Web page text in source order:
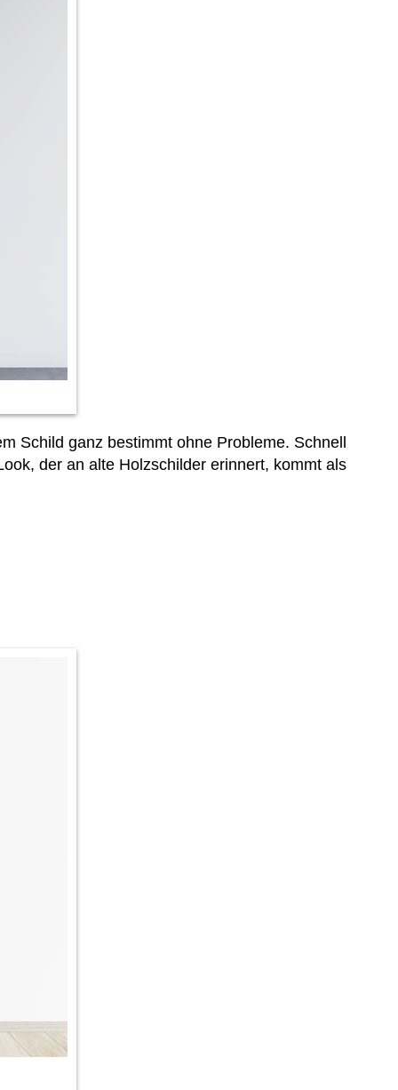
Schild ganz bestimmt ohne Probleme. Schnell
der an alte Holzschilder erinnert, kommt als